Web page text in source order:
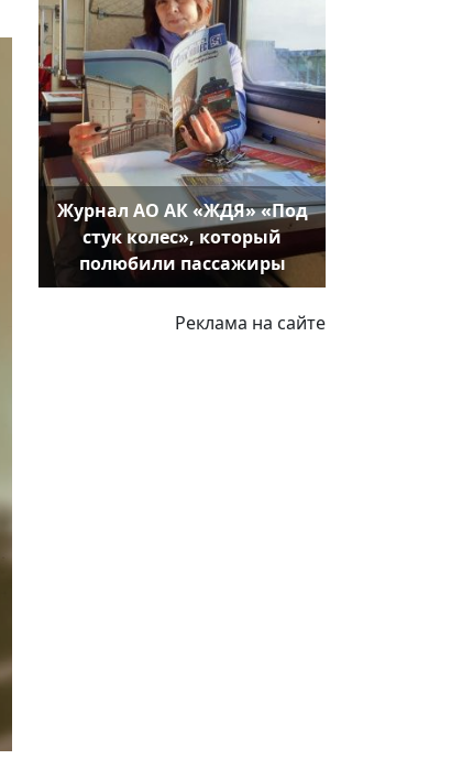
Журнал АО АК «ЖДЯ» «Под
стук колес», который
полюбили пассажиры
Реклама на сайте